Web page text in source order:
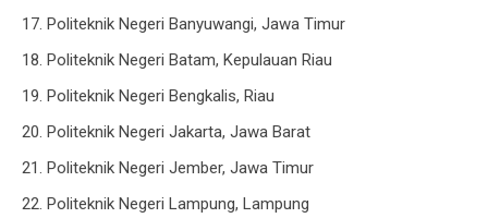
17. Politeknik Negeri Banyuwangi, Jawa Timur
18. Politeknik Negeri Batam, Kepulauan Riau
19. Politeknik Negeri Bengkalis, Riau
20. Politeknik Negeri Jakarta, Jawa Barat
21. Politeknik Negeri Jember, Jawa Timur
22. Politeknik Negeri Lampung, Lampung